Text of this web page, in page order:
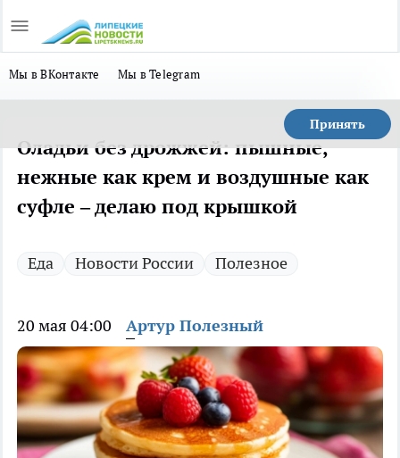
Мы в ВКонтакте Мы в Telegram
Принять
Оладьи без дрожжей: пышные,
нежные как крем и воздушные как
суфле – делаю под крышкой
Еда Новости России Полезное
20 мая 04:00 Артур Полезный